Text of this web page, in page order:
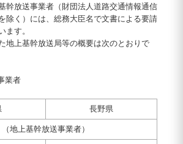
幹放送事業者（財団法人道路交通情報通信
除く）には、総務大臣名で文書による要請
ます。
地上基幹放送局等の概要は次のとおりで
業者
長野県
（地上基幹放送事業者）